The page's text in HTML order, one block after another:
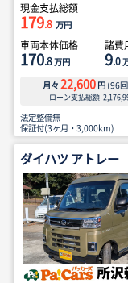
現金支払総額
179.8 万円
車両本体価格
170.8万円
諸費
9.0
月々 22,600 円 (96
ローン支払総額
法定整備無
保証付(3ヶ月・3,000km)
ダイハツ アトレー